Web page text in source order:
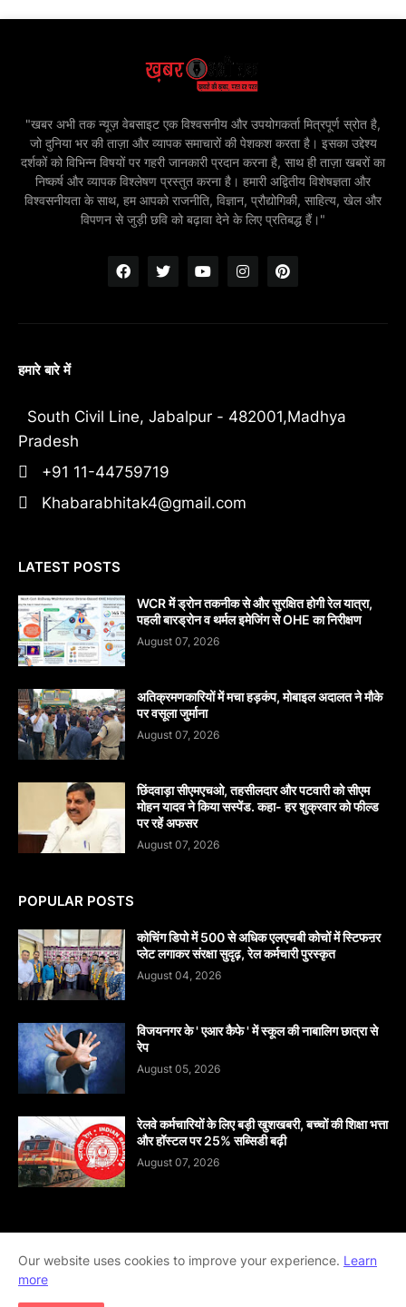
"खबर अभी तक न्यूज़ वेबसाइट एक विश्वसनीय और उपयोगकर्ता मित्रपूर्ण स्रोत है,
जो दुनिया भर की ताज़ा और व्यापक समाचारों की पेशकश करता है। इसका उद्देश्य
दर्शकों को विभिन्न विषयों पर गहरी जानकारी प्रदान करना है, साथ ही ताज़ा खबरों का
निष्कर्ष और व्यापक विश्लेषण प्रस्तुत करना है। हमारी अद्वितीय विशेषज्ञता और
विश्वसनीयता के साथ, हम आपको राजनीति, विज्ञान, प्रौद्योगिकी, साहित्य, खेल और
विपणन से जुड़ी छवि को बढ़ावा देने के लिए प्रतिबद्ध हैं।"
हमारे बारे में
South Civil Line, Jabalpur - 482001,Madhya
Pradesh
+91 11-44759719
Khabarabhitak4@gmail.com
LATEST POSTS
WCR में ड्रोन तकनीक से और सुरक्षित होगी रेल यात्रा,
पहली बारड्रोन व थर्मल इमेजिंग से OHE का निरीक्षण
August 07, 2026
अतिक्रमणकारियों में मचा हड़कंप, मोबाइल अदालत ने मौके
पर वसूला जुर्माना
August 07, 2026
छिंदवाड़ा सीएमएचओ, तहसीलदार और पटवारी को सीएम
मोहन यादव ने किया सस्पेंड. कहा- हर शुक्रवार को फील्ड
पर रहें अफसर
August 07, 2026
POPULAR POSTS
कोचिंग डिपो में 500 से अधिक एलएचबी कोचों में स्टिफऩर
प्लेट लगाकर संरक्षा सुदृढ़, रेल कर्मचारी पुरस्कृत
August 04, 2026
विजयनगर के ' एआर कैफे ' में स्कूल की नाबालिग छात्रा से
रेप
August 05, 2026
रेलवे कर्मचारियों के लिए बड़ी खुशखबरी, बच्चों की शिक्षा भत्ता
और हॉस्टल पर 25% सब्सिडी बढ़ी
August 07, 2026
Home About contact-us
Disclaimer
Our website uses cookies to improve your experience. Learn
more